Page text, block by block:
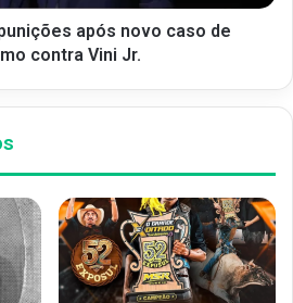
após novo caso de
contra Vini Jr.